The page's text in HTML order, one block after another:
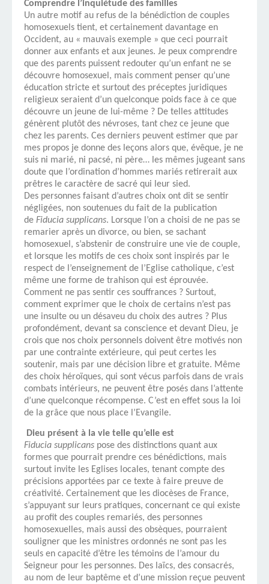
Comprendre l’inquiétude des familles
Un autre motif au refus de la bénédiction de couples
homosexuels tient, et certainement davantage en
Occident, au « mauvais exemple » que ceci pourrait
donner aux enfants et aux jeunes. Je peux comprendre
que des parents puissent redouter qu’un enfant ne se
découvre homosexuel, mais comment penser qu’une
éducation stricte et surtout des préceptes juridiques
religieux seraient d’un quelconque poids face à ce que
découvre un jeune de lui-même ? De telles attitudes
génèrent plutôt des névroses, tant chez ce jeune que
chez les parents. Ces derniers peuvent estimer que par
mes propos je donne des leçons alors que, évêque, je ne
suis ni marié, ni pacsé, ni père… les mêmes jugeant sans
doute que l’ordination d’hommes mariés retirerait aux
prêtres le caractère de sacré qui leur sied.
Des personnes faisant d’autres choix ont dit se sentir
négligées, non soutenues du fait de la publication
de Fiducia supplicans. Lorsque l’on a choisi de ne pas se
remarier après un divorce, ou bien, se sachant
homosexuel, s’abstenir de construire une vie de couple,
et lorsque les motifs de ces choix sont inspirés par le
respect de l’enseignement de l’Eglise catholique, c’est
même une forme de trahison qui est éprouvée.
Comment ne pas sentir ces souffrances ? Surtout,
comment exprimer que le choix de certains n’est pas
une insulte ou un désaveu du choix des autres ? Plus
profondément, devant sa conscience et devant Dieu, je
crois que nos choix personnels doivent être motivés non
par une contrainte extérieure, qui peut certes les
soutenir, mais par une décision libre et gratuite. Même
des choix héroïques, qui sont vécus parfois dans de vrais
combats intérieurs, ne peuvent être posés dans l’attente
d’une quelconque récompense. C’est en effet sous la loi
de la grâce que nous place l’Evangile.
Dieu présent à la vie telle qu’elle est
Fiducia supplicans pose des distinctions quant aux
formes que pourrait prendre ces bénédictions, mais
surtout invite les Eglises locales, tenant compte des
précisions apportées par ce texte à faire preuve de
créativité. Certainement que les diocèses de France,
s’appuyant sur leurs pratiques, concernant ce qui existe
au profit des couples remariés, des personnes
homosexuelles, mais aussi des obsèques, pourraient
souligner que les ministres ordonnés ne sont pas les
seuls en capacité d’être les témoins de l’amour du
Seigneur pour les personnes. Des laïcs, des consacrés,
au nom de leur baptême et d’une mission reçue peuvent